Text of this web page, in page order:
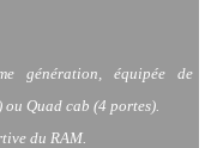
génération, équipée de
Quad cab (4 portes).
du RAM.